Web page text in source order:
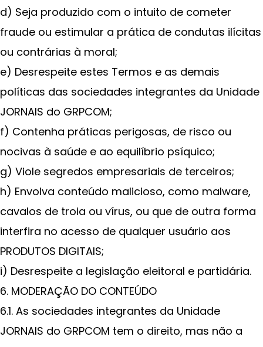
d) Seja produzido com o intuito de cometer
fraude ou estimular a prática de condutas ilícitas
ou contrárias à moral;
e) Desrespeite estes Termos e as demais
políticas das sociedades integrantes da Unidade
JORNAIS do GRPCOM;
f) Contenha práticas perigosas, de risco ou
nocivas à saúde e ao equilíbrio psíquico;
g) Viole segredos empresariais de terceiros;
h) Envolva conteúdo malicioso, como malware,
cavalos de troia ou vírus, ou que de outra forma
interfira no acesso de qualquer usuário aos
PRODUTOS DIGITAIS;
i) Desrespeite a legislação eleitoral e partidária.
6. MODERAÇÃO DO CONTEÚDO
6.1. As sociedades integrantes da Unidade
JORNAIS do GRPCOM tem o direito, mas não a